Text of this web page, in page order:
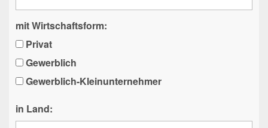
mit Wirtschaftsform:
Privat
Gewerblich
Gewerblich-Kleinunternehmer
in Land: